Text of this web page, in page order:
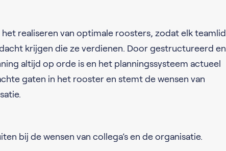
realiseren van optimale roosters, zodat elk teamlid
krijgen die ze verdienen. Door gestructureerd en
altijd op orde is en het planningssysteem actueel
gaten in het rooster en stemt de wensen van
bij de wensen van collega’s en de organisatie.